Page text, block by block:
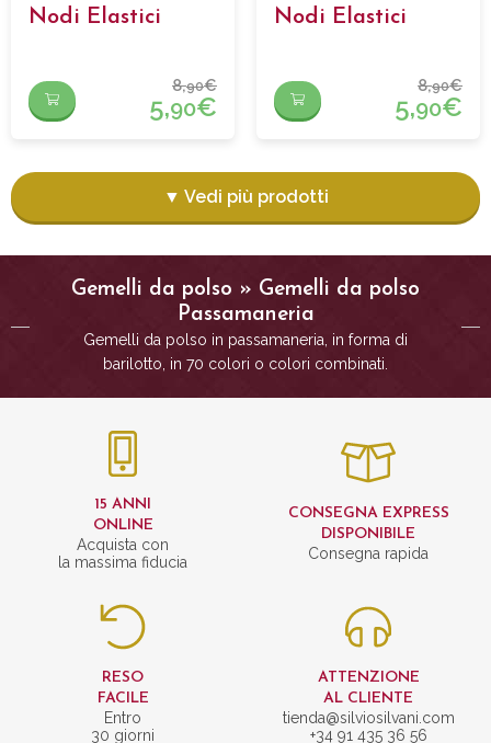
Gemelli da polso » Gemelli da polso
Passamaneria
Gemelli da polso in passamaneria, in forma di
barilotto, in 70 colori o colori combinati.
Nodi Elastici
8,90€
5,90€
Nodi Elastici
8,90€
5,90€
▼ Vedi più prodotti
15 ANNI
ONLINE
Acquista con
la massima fiducia
CONSEGNA EXPRESS
DISPONIBILE
Consegna rapida
RESO
FACILE
Entro
30 giorni
ATTENZIONE
AL CLIENTE
tienda@silviosilvani.com
+34 91 435 36 56